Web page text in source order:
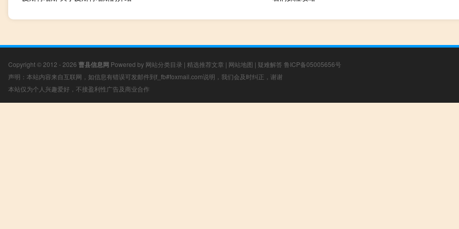
Copyright © 2012 - 2026 曹县信息网 Powered by 网站分类目录 | 精选推荐文章 | 网站地图 | 疑难解答 鲁ICP备05005656号
声明：本站内容来自互联网，如信息有错误可发邮件到f_fb#foxmail.com说明，我们会及时纠正，谢谢
本站仅为个人兴趣爱好，不接盈利性广告及商业合作